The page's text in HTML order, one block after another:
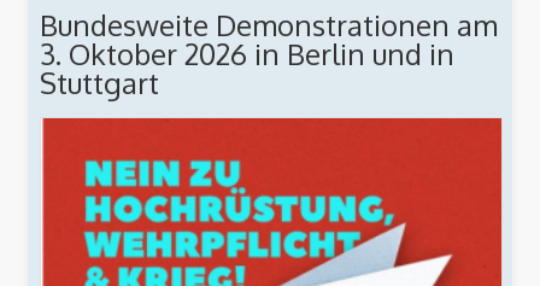
Bundesweite Demonstrationen am
3. Oktober 2026 in Berlin und in
Stuttgart